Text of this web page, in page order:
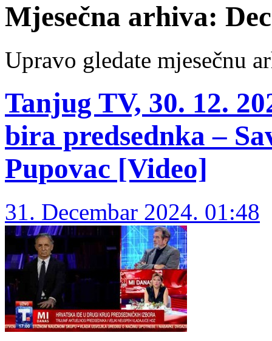
Mjesečna arhiva:
Upravo gledate mjesečnu
Tanjug TV, 30. 12.
bira predsednka –
Pupovac [Video]
31. Decembar 2024. 01:48